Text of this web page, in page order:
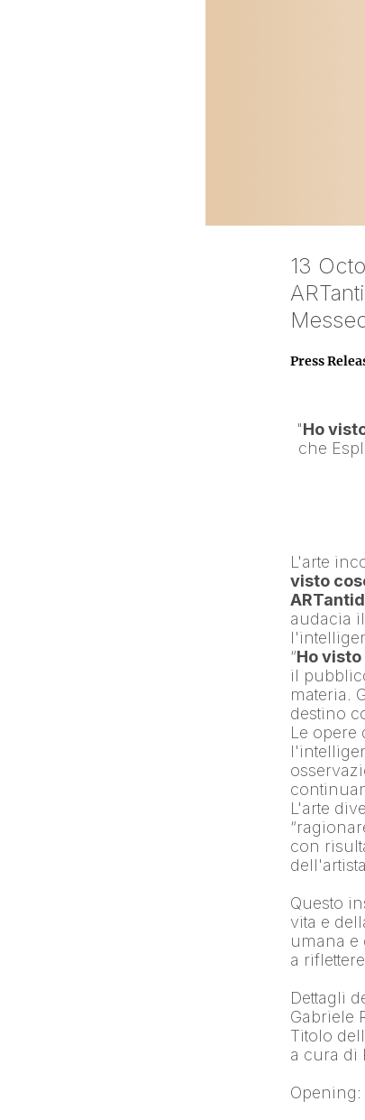
13
Press
"Ho
L'arte
visto
audacia
“Ho
il
materia.
destino
Le opere
L'arte
con
dell'artista.
Questo
vita e
umana e
a
Dettagli
Gabriele
Titolo
a cura di
Opening: